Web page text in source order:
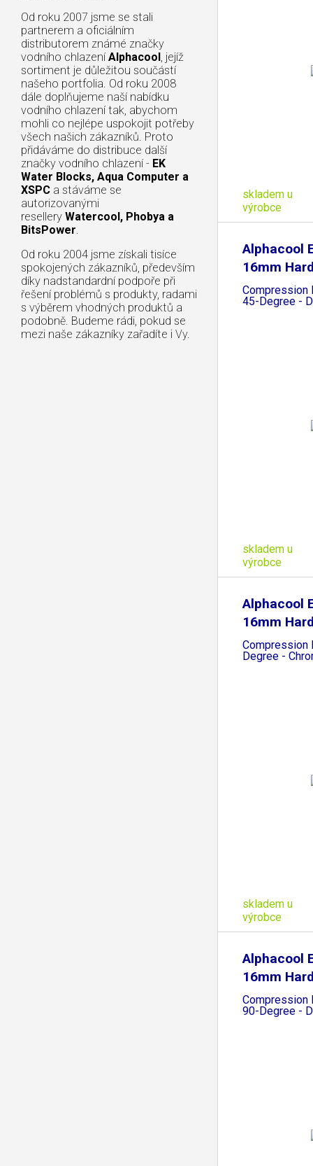
Od roku 2007 jsme se stali
partnerem a oficiálním
distributorem známé značky
vodního chlazení Alphacool, jejíž
sortiment je důležitou součástí
našeho portfolia. Od roku 2008
dále doplňujeme naší nabídku
vodního chlazení tak, abychom
mohli co nejlépe uspokojit potřeby
všech našich zákazníků. Proto
přidáváme do distribuce další
značky vodního chlazení - EK
Water Blocks, Aqua Computer a
XSPC a stáváme se
autorizovanými
resellery Watercool, Phobya a
BitsPower.
Od roku 2004 jsme získali tisíce
spokojených zákazníků, především
díky nadstandardní podpoře při
řešení problémů s produkty, radami
s výběrem vhodných produktů a
podobně. Budeme rádi, pokud se
mezi naše zákazníky zařadíte i Vy.
skladem u
výrobce
Alphacool
16mm
Compression
45-Degree -
skladem u
výrobce
Alphacool
16mm
Compression
Degree -
skladem u
výrobce
Alphacool
16mm
Compression
90-Degree -